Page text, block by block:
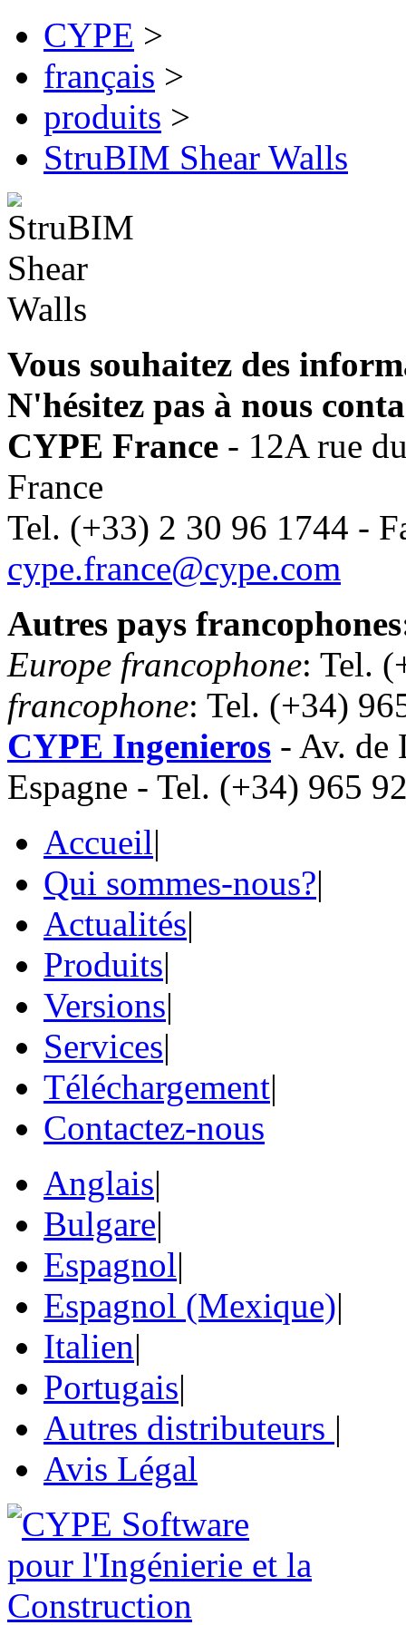
CYPE >
français >
produits >
StruBIM Shear Walls
Vous souhaitez des
N'hésitez pas à nous
CYPE France - 12A rue
France
Tel. (+33) 2 30 96 1744 -
cype.france@cype.com
Autres pays
Europe francophone: Tel.
francophone: Tel. (+34)
CYPE Ingenieros - Av.
Espagne - Tel. (+34) 965
Accueil|
Qui sommes-nous?|
Actualités|
Produits|
Versions|
Services|
Téléchargement|
Contactez-nous
Anglais|
Bulgare|
Espagnol|
Espagnol (Mexique)|
Italien|
Portugais|
Autres distributeurs |
Avis Légal